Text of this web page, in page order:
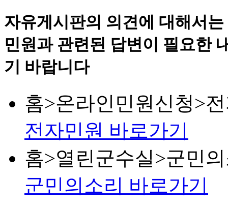
자유게시판의 의견에 대해서
민원과 관련된 답변이 필요한
기 바랍니다
홈>온라인민원신청>
전자민원 바로가기
홈>열린군수실>군민
군민의소리 바로가기